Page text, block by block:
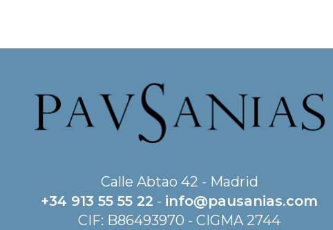
Calle Abtao 42 - Madrid
+34 913 55 55 22 - info@pausanias.com
CIF: B86493970 - CIGMA 2744